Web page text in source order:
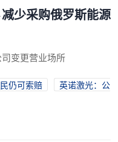
少采购俄罗斯能源
变更营业场所
仍可索赔
英诺激光：公